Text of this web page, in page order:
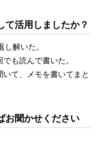
て活用しましたか？
解いた。
も読んで書いた。
て、メモを書いてまと
お聞かせください